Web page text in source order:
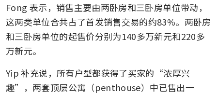
Fong 表示，销售主要由两卧房和三卧房单位带动，
这两类单位合共占了首发销售交易的约83%。两卧房
和三卧房单位的起售价分别为140多万新元和220多
万新元。
Yip 补充说，所有户型都获得了买家的“浓厚兴
趣”，两套顶层公寓（penthouse）中已售出一